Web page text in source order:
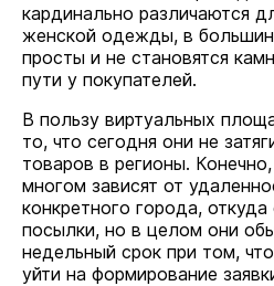
кардинально различаются
женской одежды, в
просты и не становятся
пути у покупателей.
В пользу виртуальных
то, что сегодня они не
товаров в регионы.
многом зависят от
конкретного города,
посылки, но в целом они
недельный срок при том,
уйти на формирование